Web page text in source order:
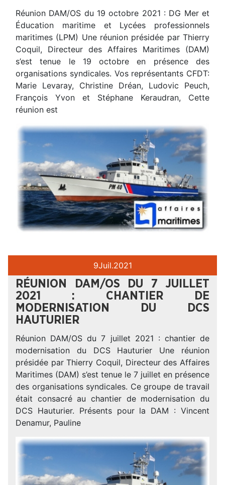
Réunion DAM/OS du 19 octobre 2021 : DG Mer et
Éducation maritime et Lycées professionnels
maritimes (LPM) Une réunion présidée par Thierry
Coquil, Directeur des Affaires Maritimes (DAM)
s’est tenue le 19 octobre en présence des
organisations syndicales. Vos représentants CFDT:
Marie Levaray, Christine Dréan, Ludovic Peuch,
François Yvon et Stéphane Keraudran, Cette
réunion est
9Juil.2021
RÉUNION DAM/OS DU 7 JUILLET
2021 : CHANTIER DE
MODERNISATION DU DCS
HAUTURIER
Réunion DAM/OS du 7 juillet 2021 : chantier de
modernisation du DCS Hauturier Une réunion
présidée par Thierry Coquil, Directeur des Affaires
Maritimes (DAM) s’est tenue le 7 juillet en présence
des organisations syndicales. Ce groupe de travail
était consacré au chantier de modernisation du
DCS Hauturier. Présents pour la DAM : Vincent
Denamur, Pauline